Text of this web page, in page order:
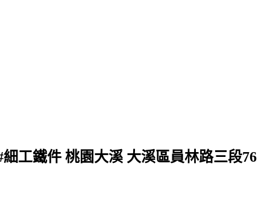
工鐵件 桃園大溪 大溪區員林路三段76